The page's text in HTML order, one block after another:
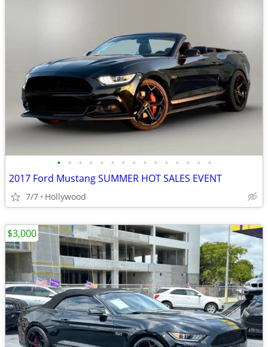
• • • • • • • • • • • • • • •
2017 Ford Mustang SUMMER HOT SALES EVENT
7/7 Hollywood
$3,000